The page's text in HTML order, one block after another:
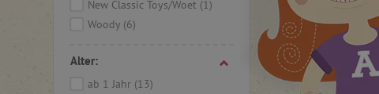
New Classic Toys/Woet (1)
Woody (6)
Alter:
ab 1 Jahr (13)